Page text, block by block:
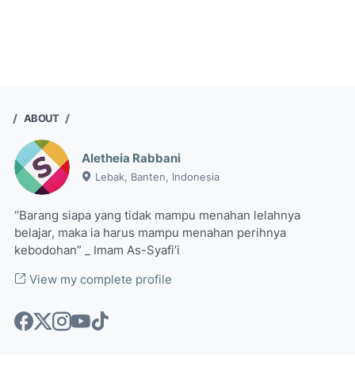
ABOUT
Aletheia Rabbani
Lebak, Banten, Indonesia
“Barang siapa yang tidak mampu menahan lelahnya
belajar, maka ia harus mampu menahan perihnya
kebodohan” _ Imam As-Syafi’i
View my complete profile